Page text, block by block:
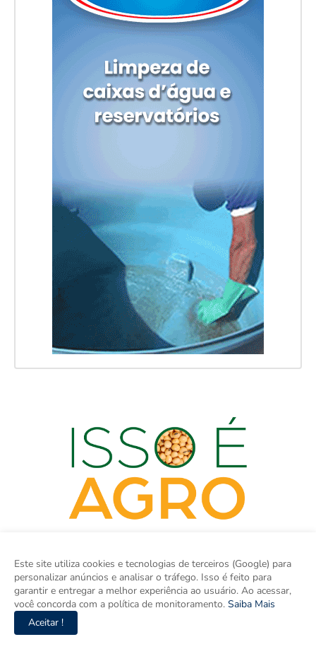
Isso é Brasil é seu site de notícias e um espaço para discutir as
Este site utiliza cookies e tecnologias de terceiros (Google) para
personalizar anúncios e analisar o tráfego. Isso é feito para
garantir e entregar a melhor experiência ao usuário. Ao acessar,
você concorda com a política de monitoramento. Saiba Mais
Aceitar !